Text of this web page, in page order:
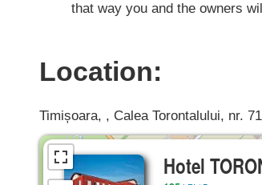
that way you and the owners
Location:
Timișoara, , Calea Torontalului, nr. 71
Hotel